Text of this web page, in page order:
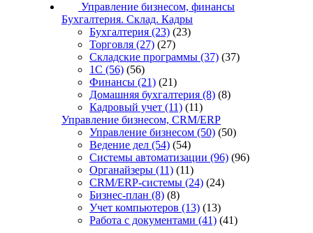
Управление бизнесом, финансы
Бухгалтерия. Склад. Кадры
Бухгалтерия (23) (23)
Торговля (27) (27)
Складские программы (37) (37)
1С (56) (56)
Финансы (21) (21)
Домашняя бухгалтерия (8) (8)
Кадровый учет (11) (11)
Управление бизнесом, CRM/ERP
Управление бизнесом (50) (50)
Ведение дел (54) (54)
Системы автоматизации (96) (96)
Органайзеры (11) (11)
CRM/ERP-системы (24) (24)
Бизнес-план (8) (8)
Учет компьютеров (13) (13)
Работа с документами (41) (41)